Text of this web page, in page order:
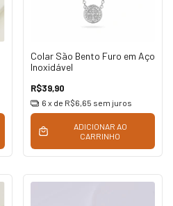
Colar São Bento Furo em Aço
Inoxidável
R$39,90
6 x de R$6,65 sem juros
ADICIONAR AO
CARRINHO